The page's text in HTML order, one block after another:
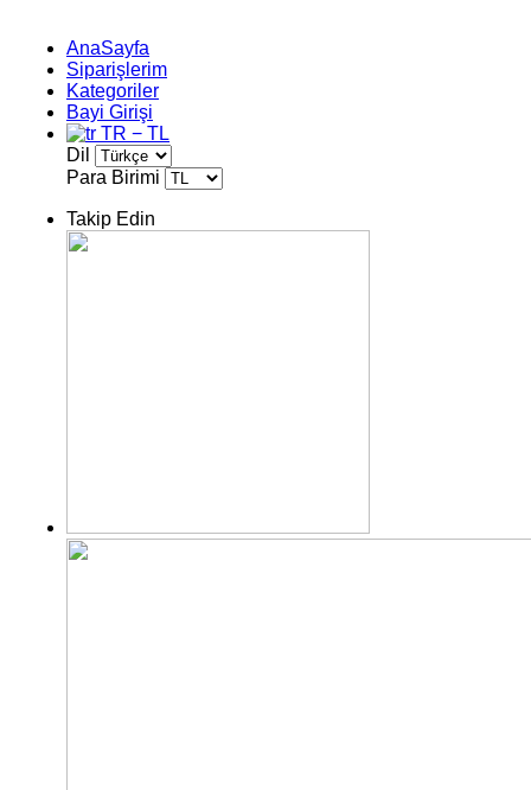
AnaSayfa
Siparişlerim
Kategoriler
Bayi Girişi
TR − TL
Dil
Para Birimi
Takip Edin